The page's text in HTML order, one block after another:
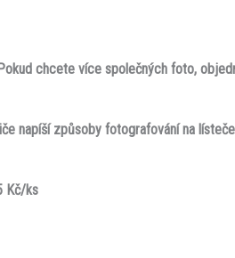
chcete více společných foto,
napíší způsoby fotografování na
Kč/ks